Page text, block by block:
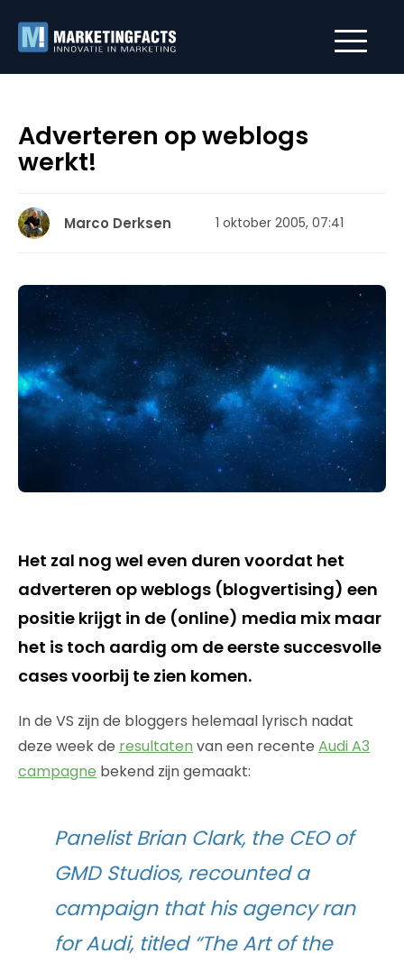
Adverteren op weblogs
werkt!
Marco Derksen 1 oktober 2005, 07:41
Het zal nog wel even duren voordat het
adverteren op weblogs (blogvertising) een
positie krijgt in de (online) media mix maar
het is toch aardig om de eerste succesvolle
cases voorbij te zien komen.
In de VS zijn de bloggers helemaal lyrisch nadat
deze week de resultaten van een recente Audi A3
campagne bekend zijn gemaakt:
Panelist Brian Clark, the CEO of
GMD Studios, recounted a
campaign that his agency ran
for Audi, titled “The Art of the